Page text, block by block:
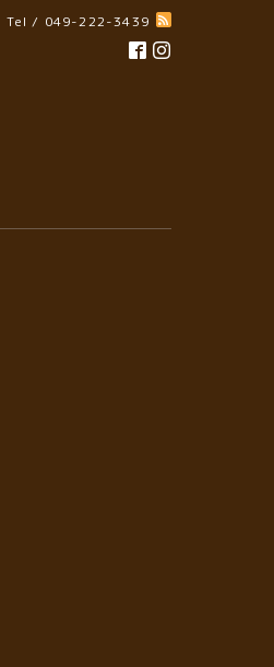
Tel / 049-222-3439